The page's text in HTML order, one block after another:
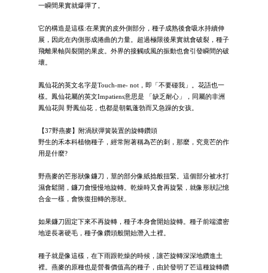
一瞬間果實就爆彈了。
它的構造是這樣:在果實的皮外側部分，種子成熟後會吸水持續伸
展，因此在內側形成捲曲的力量。超過極限後果實就會破裂，種子
飛離果軸與裂開的果皮。外界的接觸或風的振動也會引發瞬間的破
壞。
鳳仙花的英文名字是Touch-me- not，即「不要碰我」。花語也一
樣。鳳仙花屬的英文Impatiens意思是 「缺乏耐心」，同屬的非洲
鳳仙花與 野鳳仙花，也都是朝氣蓬勃而又急躁的女孩。
【37野燕麥】附渦狀彈簧裝置的旋轉鑽頭
野生的禾本科植物種子，經常附著稱為芒的刺，那麼，究竟芒的作
用是什麼?
野燕麥的芒形狀像鐮刀，莖的部分像紙捻般扭緊。這個部分被水打
濕會鬆開，鐮刀會慢慢地旋轉。乾燥時又會再旋緊，就像形狀記憶
合金一樣，會恢復扭轉的形狀。
如果鐮刀固定下來不再旋轉，種子本身會開始旋轉。種子前端濃密
地逆長著硬毛，種子像鑽頭般開始潛入土裡。
種子就是像這樣，在下雨跟乾燥的時候，讓芒旋轉深深地鑽進土
裡。燕麥的原種也是營養價值高的種子，由於發明了芒這種旋轉鑽